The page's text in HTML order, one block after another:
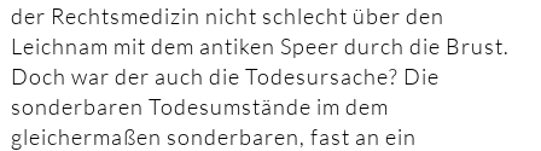
der Rechtsmedizin nicht schlecht über den
Leichnam mit dem antiken Speer durch die Brust.
Doch war der auch die Todesursache? Die
sonderbaren Todesumstände im dem
gleichermaßen sonderbaren, fast an ein